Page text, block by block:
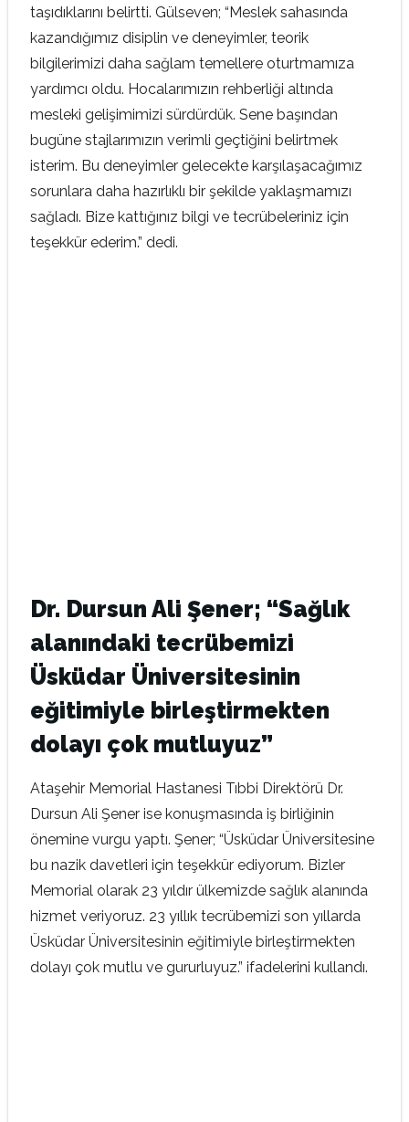
taşıdıklarını belirtti. Gülseven; “Meslek sahasında
kazandığımız disiplin ve deneyimler, teorik
bilgilerimizi daha sağlam temellere oturtmamıza
yardımcı oldu. Hocalarımızın rehberliği altında
mesleki gelişimimizi sürdürdük. Sene başından
bugüne stajlarımızın verimli geçtiğini belirtmek
isterim. Bu deneyimler gelecekte karşılaşacağımız
sorunlara daha hazırlıklı bir şekilde yaklaşmamızı
sağladı. Bize kattığınız bilgi ve tecrübeleriniz için
teşekkür ederim.” dedi.
Dr. Dursun Ali Şener; “Sağlık
alanındaki tecrübemizi
Üsküdar Üniversitesinin
eğitimiyle birleştirmekten
dolayı çok mutluyuz”
Ataşehir Memorial Hastanesi Tıbbi Direktörü Dr.
Dursun Ali Şener ise konuşmasında iş birliğinin
önemine vurgu yaptı. Şener; “Üsküdar Üniversitesine
bu nazik davetleri için teşekkür ediyorum. Bizler
Memorial olarak 23 yıldır ülkemizde sağlık alanında
hizmet veriyoruz. 23 yıllık tecrübemizi son yıllarda
Üsküdar Üniversitesinin eğitimiyle birleştirmekten
dolayı çok mutlu ve gururluyuz.” ifadelerini kullandı.